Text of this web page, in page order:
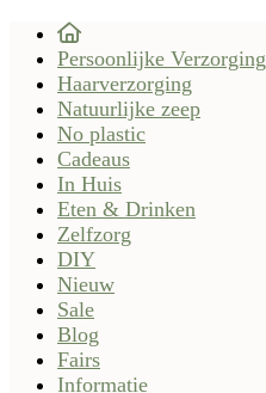
Persoonlijke Verzorging
Haarverzorging
Natuurlijke zeep
No plastic
Cadeaus
In Huis
Eten & Drinken
Zelfzorg
DIY
Nieuw
Sale
Blog
Fairs
Informatie